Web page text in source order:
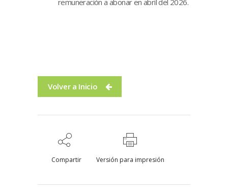
remuneración a abonar en abril del 2026.
Volver a Inicio
Compartir Versión para impresión